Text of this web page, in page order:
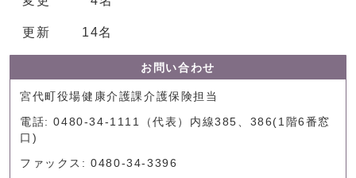
更新 14名
お問い合わせ
宮代町役場健康介護課介護保険担当
電話: 0480-34-1111（代表）内線385、386(1階6番窓
口)
ファックス: 0480-34-3396